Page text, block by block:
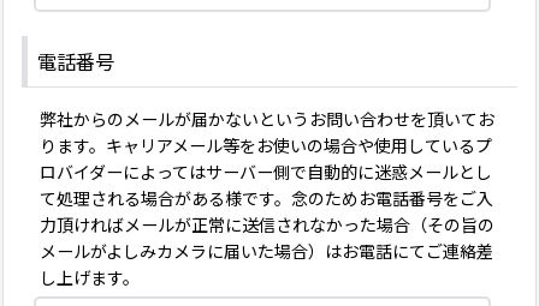
電話番号
弊社からのメールが届かないというお問い合わせを頂いてお
ります。キャリアメール等をお使いの場合や使用しているプ
ロバイダーによってはサーバー側で自動的に迷惑メールとし
て処理される場合がある様です。念のためお電話番号をご入
力頂ければメールが正常に送信されなかった場合（その旨の
メールがよしみカメラに届いた場合）はお電話にてご連絡差
し上げます。